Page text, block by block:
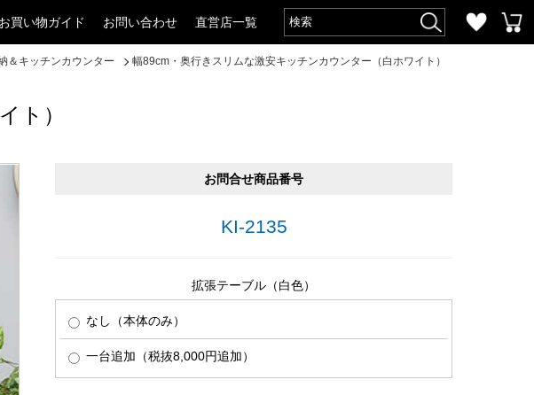
お買い物ガイド お問い合わせ 直営店一覧
＆キッチンカウンター 幅89cm・奥行きスリムな激安キッチンカウンター（白ホワイト）
ト）
お問合せ商品番号
KI-2135
拡張テーブル（白色）
なし（本体のみ）
一台追加（税抜8,000円追加）